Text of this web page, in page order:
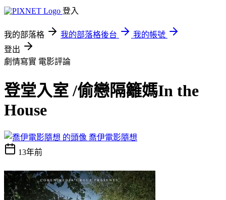
登入
我的部落格 我的部落格後台
我的帳號
登出
劇情寫實 電影評論
登堂入室 /偷戀隔籬媽In the
House
喬伊電影隨想
13年前